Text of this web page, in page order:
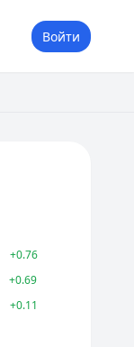
Войти
+0.76
+0.69
+0.11